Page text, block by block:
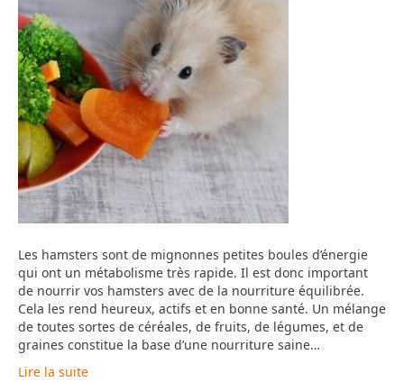
Les hamsters sont de mignonnes petites boules d’énergie
qui ont un métabolisme très rapide. Il est donc important
de nourrir vos hamsters avec de la nourriture équilibrée.
Cela les rend heureux, actifs et en bonne santé. Un mélange
de toutes sortes de céréales, de fruits, de légumes, et de
graines constitue la base d’une nourriture saine…
Lire la suite